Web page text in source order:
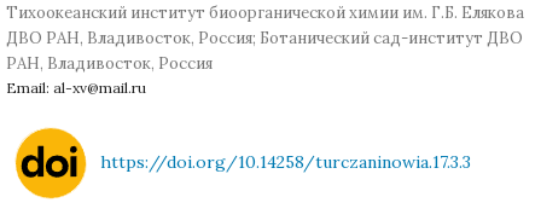
Тихоокеанский институт биоорганической химии им. Г.Б. Елякова
ДВО РАН, Владивосток, Россия; Ботанический сад-институт ДВО
РАН, Владивосток, Россия
Email: al-xv@mail.ru
https://doi.org/10.14258/turczaninowia.17.3.3